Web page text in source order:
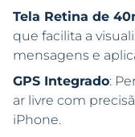
Tela Retina de
que facilita a
mensagens e
GPS Integrado:
ar livre com
iPhone.